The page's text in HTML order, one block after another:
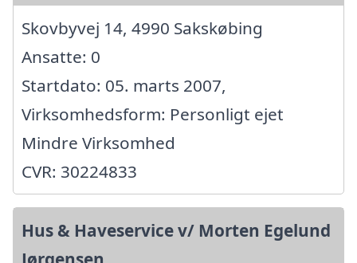
Skovbyvej 14, 4990 Sakskøbing
Ansatte: 0
Startdato: 05. marts 2007,
Virksomhedsform: Personligt ejet
Mindre Virksomhed
CVR: 30224833
Hus & Haveservice v/ Morten Egelund